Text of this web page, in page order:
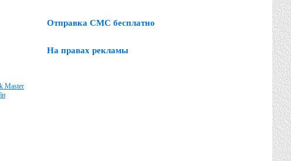
Отправка СМС бесплатно
На правах рекламы